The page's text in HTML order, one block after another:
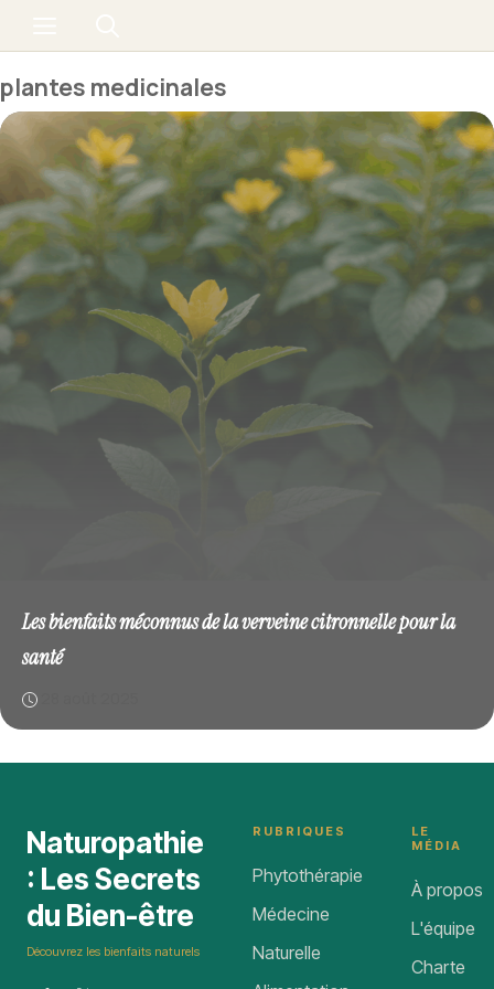
plantes medicinales
Les bienfaits méconnus de la verveine citronnelle pour la
santé
Naturopathie
: Les Secrets
du Bien-être
Découvrez les bienfaits naturels
RUBRIQUES
Phytothérapie
Médecine
Naturelle
LE
MÉDIA
À propos
L'équipe
Charte